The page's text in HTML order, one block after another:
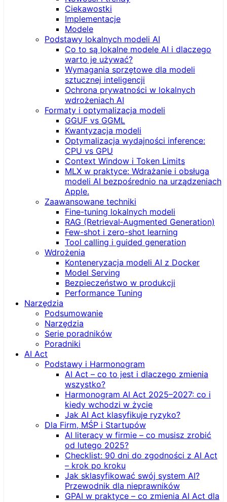
Ciekawostki
Implementacje
Modele
Podstawy lokalnych modeli AI
Co to są lokalne modele AI i dlaczego
warto je używać?
Wymagania sprzętowe dla modeli
sztucznej inteligencji
Ochrona prywatności w lokalnych
wdrożeniach AI
Formaty i optymalizacja modeli
GGUF vs GGML
Kwantyzacja modeli
Optymalizacja wydajności inference:
CPU vs GPU
Context Window i Token Limits
MLX w praktyce: Wdrażanie i obsługa
modeli AI bezpośrednio na urządzeniach
Apple.
Zaawansowane techniki
Fine-tuning lokalnych modeli
RAG (Retrieval‑Augmented Generation)
Few-shot i zero-shot learning
Tool calling i guided generation
Wdrożenia
Konteneryzacja modeli AI z Docker
Model Serving
Bezpieczeństwo w produkcji
Performance Tuning
Narzędzia
Podsumowanie
Narzędzia
Serie poradników
Poradniki
AI Act
Podstawy i Harmonogram
AI Act – co to jest i dlaczego zmienia
wszystko?
Harmonogram AI Act 2025–2027: co i
kiedy wchodzi w życie
Jak AI Act klasyfikuje ryzyko?
Dla Firm, MŚP i Startupów
AI literacy w firmie – co musisz zrobić
od lutego 2025?
Checklist: 90 dni do zgodności z AI Act
– krok po kroku
Jak sklasyfikować swój system AI?
Przewodnik dla nieprawników
GPAI w praktyce – co zmienia AI Act dla